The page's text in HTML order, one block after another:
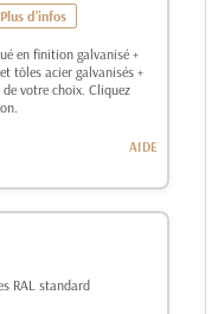
en finition galvanisé +
tôles acier galvanisés +
votre choix. Cliquez
RAL standard